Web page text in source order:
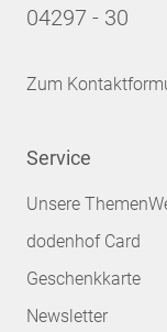
04297 - 30
Zum
Service
Unsere
dodenhof Card
Geschenkkarte
Newsletter